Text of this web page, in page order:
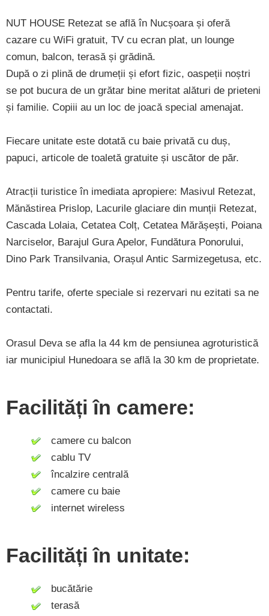
NUT HOUSE Retezat se află în Nucșoara și oferă
cazare cu WiFi gratuit, TV cu ecran plat, un lounge
comun, balcon, terasă și grădină.
După o zi plină de drumeții și efort fizic, oaspeții noștri
se pot bucura de un grătar bine meritat alături de prieteni
și familie. Copiii au un loc de joacă special amenajat.
Fiecare unitate este dotată cu baie privată cu duș,
papuci, articole de toaletă gratuite și uscător de păr.
Atracții turistice în imediata apropiere: Masivul Retezat,
Mănăstirea Prislop, Lacurile glaciare din munții Retezat,
Cascada Lolaia, Cetatea Colț, Cetatea Mărășești, Poiana
Narciselor, Barajul Gura Apelor, Fundătura Ponorului,
Dino Park Transilvania, Orașul Antic Sarmizegetusa, etc.
Pentru tarife, oferte speciale si rezervari nu ezitati sa ne
contactati.
Orasul Deva se afla la 44 km de pensiunea agroturistică
iar municipiul Hunedoara se află la 30 km de proprietate.
Facilități în camere:
camere cu balcon
cablu TV
încalzire centrală
camere cu baie
internet wireless
Facilități în unitate:
bucătărie
terasă